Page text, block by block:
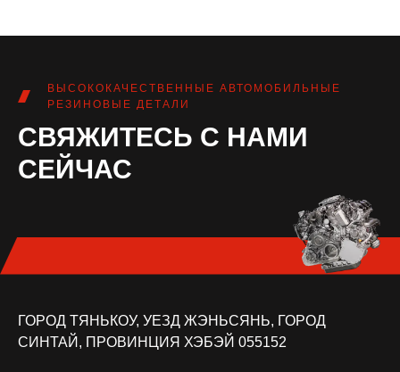
ВЫСОКОКАЧЕСТВЕННЫЕ АВТОМОБИЛЬНЫЕ
РЕЗИНОВЫЕ ДЕТАЛИ
СВЯЖИТЕСЬ С НАМИ
СЕЙЧАС
ГОРОД ТЯНЬКОУ, УЕЗД ЖЭНЬСЯНЬ, ГОРОД
СИНТАЙ, ПРОВИНЦИЯ ХЭБЭЙ 055152